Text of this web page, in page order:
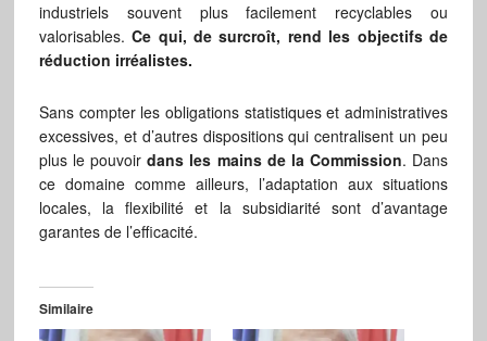
industriels souvent plus facilement recyclables ou
valorisables. Ce qui, de surcroît, rend les objectifs de
réduction irréalistes.
Sans compter les obligations statistiques et administratives
excessives, et d’autres dispositions qui centralisent un peu
plus le pouvoirdans les mains de la Commission. Dans
ce domaine comme ailleurs, l’adaptation aux situations
locales, la flexibilité et la subsidiarité sont d’avantage
garantes de l’efficacité.
Similaire